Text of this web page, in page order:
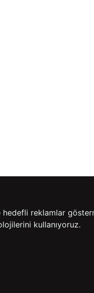
reklamlar
kullanıyoruz.